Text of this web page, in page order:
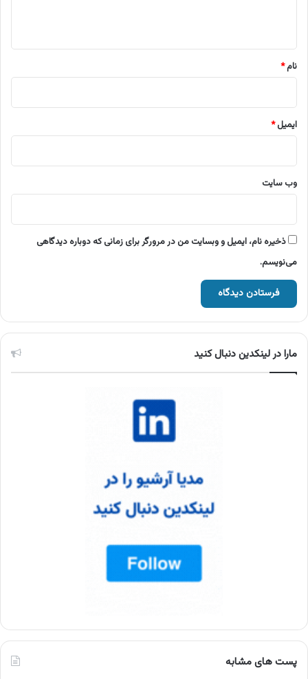
نام*
ایمیل*
وب‌ سایت
ذخیره نام، ایمیل و وبسایت من در مرورگر برای زمانی که دوباره دیدگاهی
می‌نویسم.
مارا در لینکدین دنبال کنید
پست های مشابه